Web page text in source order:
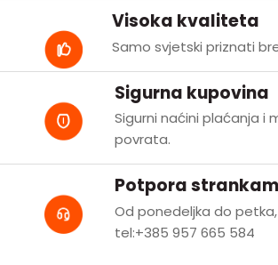
Visoka kvaliteta
Samo svjetski priznati
Sigurna kupovina
Sigurni naćini plaćanja i
povrata.
Potpora
Od ponedeljka do petka,
tel:+385 957 665 584